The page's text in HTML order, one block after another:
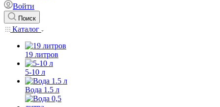
Войти
Поиск
Каталог
19 литров
5-10 л
Вода 1.5 л